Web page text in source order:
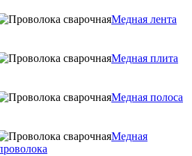
Медная лента
Медная плита
Медная полоса
Медная